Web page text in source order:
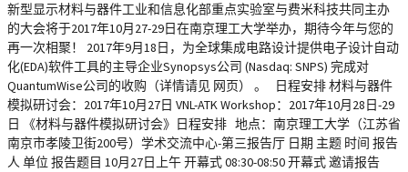
新型显示材料与器件工业和信息化部重点实验室与费米科技共同主办
的大会将于2017年10月27-29日在南京理工大学举办，期待今年与您的
再一次相聚！ 2017年9月18日，为全球集成电路设计提供电子设计自动
化(EDA)软件工具的主导企业Synopsys公司 (Nasdaq: SNPS) 完成对
QuantumWise公司的收购（详情请见 网页） 。 日程安排 材料与器件
模拟研讨会：2017年10月27日 VNL-ATK Workshop：2017年10月28日-29
日 《材料与器件模拟研讨会》日程安排 地点：南京理工大学（江苏省
南京市孝陵卫街200号）学术交流中心-第三报告厅 日期 主题 时间 报告
人 单位 报告题目 10月27日上午 开幕式 08:30-08:50 开幕式 邀请报告